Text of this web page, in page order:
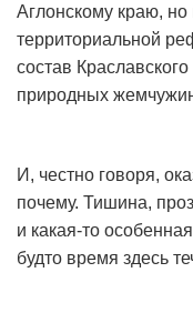
Аглонскому краю,
территориальной
состав
природных
И, честно говоря,
почему. Тишина,
и какая-то
будто время здесь